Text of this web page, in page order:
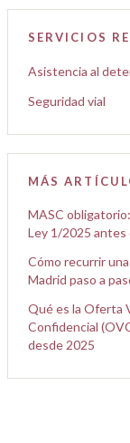
SERVICIOS
Asistencia al
Seguridad vial
MÁS
MASC
Ley 1/2025 antes
Cómo recurrir
Madrid paso a
Qué es la Oferta
Confidencial
desde 2025